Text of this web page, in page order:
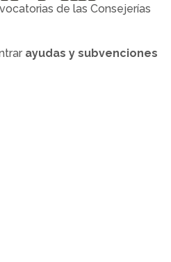
de las Consejerías
ayudas y subvenciones